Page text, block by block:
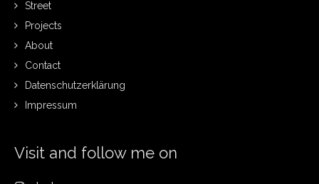
Street
Projects
About
Contact
Datenschutzerklärung
Impressum
Visit and follow me on